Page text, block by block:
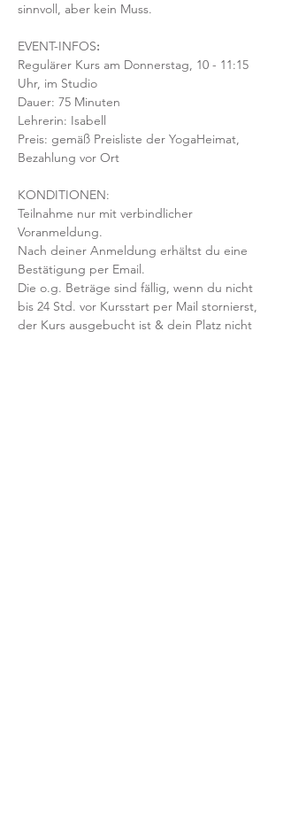
sinnvoll, aber kein Muss.
EVENT-INFOS:
Regulärer Kurs am Donnerstag, 10 - 11:15
Uhr, im Studio
Dauer: 75 Minuten
Lehrerin: Isabell
Preis: gemäß Preisliste der YogaHeimat,
Bezahlung vor Ort
KONDITIONEN:
Teilnahme nur mit verbindlicher
Voranmeldung.
Nach deiner Anmeldung erhältst du eine
Bestätigung per Email.
Die o.g. Beträge sind fällig, wenn du nicht
bis 24 Std. vor Kursstart per Mail stornierst,
der Kurs ausgebucht ist & dein Platz nicht